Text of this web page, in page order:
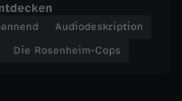
Audiodeskription
Die Rosenheim-Cops